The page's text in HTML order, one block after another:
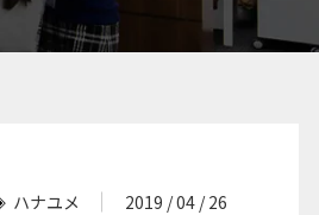
ハナユメ 2019 / 04 / 26